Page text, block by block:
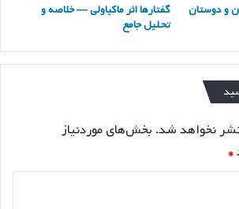
و دوستان
گفتارها اثر ماکیاولی — خلاصه و
تحلیل جامع
نخواهد شد. بخش‌های موردنیاز
*